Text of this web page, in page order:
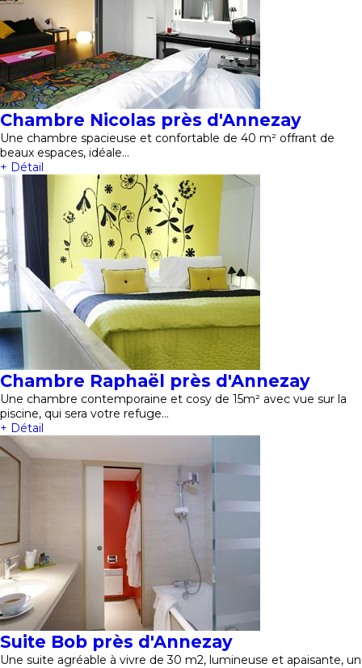
Chambre Nicolas près d'Annezay
Une chambre spacieuse et confortable de 40 m² offrant de
beaux espaces, idéale…
+ Détail
Chambre Raphaël près d'Annezay
Une chambre contemporaine et cosy de 15m² avec vue sur la
piscine, qui sera votre refuge…
+ Détail
Suite Bob près d'Annezay
Une suite agréable à vivre de 30 m2, lumineuse et apaisante, un